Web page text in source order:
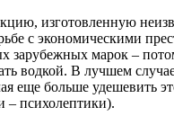
изготовленную
с экономическими
зарубежных марок –
водкой. В лучшем
больше удешевить
– психолептики).